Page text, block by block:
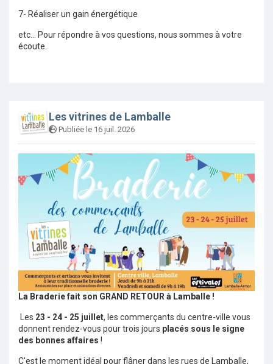
7- Réaliser un gain énergétique
etc... Pour répondre à vos questions, nous sommes à votre
écoute.
Les vitrines de Lamballe
Publiée le 16 juil. 2026
La Braderie fait son GRAND RETOUR à Lamballe !
Les 23 - 24 - 25 juillet, les commerçants du centre-ville vous
donnent rendez-vous pour trois jours placés sous le signe
des bonnes affaires !
C'est le moment idéal pour flâner dans les rues de Lamballe,